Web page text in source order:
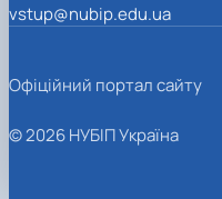
vstup@nubip.edu.ua
Офіційний портал сайту
© 2026 НУБІП Україна